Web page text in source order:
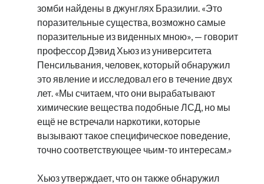
зомби найдены в джунглях Бразилии. «Это
поразительные существа, возможно самые
поразительные из виденных мною», — говорит
профессор Дэвид Хьюз из университета
Пенсильвания, человек, который обнаружил
это явление и исследовал его в течение двух
лет. «Мы считаем, что они вырабатывают
химические вещества подобные ЛСД, но мы
ещё не встречали наркотики, которые
вызывают такое специфическое поведение,
точно соответствующее чьим-то интересам.»
Хьюз утверждает, что он также обнаружил